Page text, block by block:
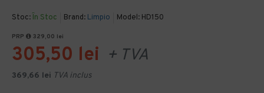
Stoc: În Stoc Brand: Limpio Model: HD150
PRP 329,00 lei
305,50 lei + TVA
369,66 lei TVA inclus